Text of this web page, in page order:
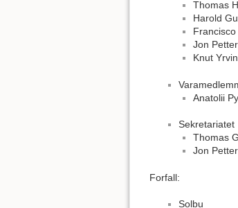
Thomas
Harold
Jon
Knut Yrvin
Anatolii
Sekretariatet
Thomas
Jon
Forfall:
Solbu